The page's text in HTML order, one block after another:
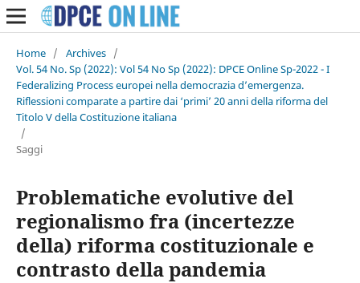
Home / Archives /
Vol. 54 No. Sp (2022): Vol 54 No Sp (2022): DPCE Online Sp-2022 - I
Federalizing Process europei nella democrazia d’emergenza.
Riflessioni comparate a partire dai ‘primi’ 20 anni della riforma del
Titolo V della Costituzione italiana
/
Saggi
Problematiche evolutive del
regionalismo fra (incertezze
della) riforma costituzionale e
contrasto della pandemia